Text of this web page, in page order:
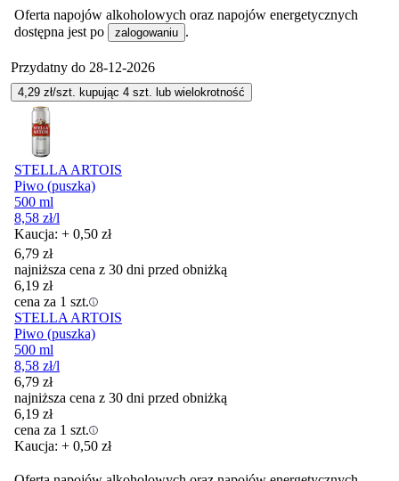
Oferta napojów alkoholowych oraz napojów energetycznych
dostępna jest po
zalogowaniu .
Przydatny do 28-12-2026
4,29 zł/szt. kupując 4 szt. lub wielokrotność
STELLA ARTOIS
Piwo (puszka)
500 ml
8,58 zł/l
Kaucja: + 0,50 zł
6,79 zł
najniższa cena z 30 dni przed obniżką
6,19 zł
cena za 1 szt.
STELLA ARTOIS
Piwo (puszka)
500 ml
8,58 zł/l
6,79 zł
najniższa cena z 30 dni przed obniżką
6,19 zł
cena za 1 szt.
Kaucja: + 0,50 zł